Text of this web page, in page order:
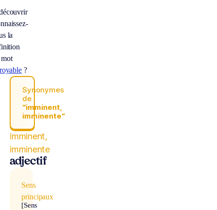
la
?
Synonymes
de
“imminent,
imminente“
imminent,
imminente
adjectif
Sens
principaux
[Sens